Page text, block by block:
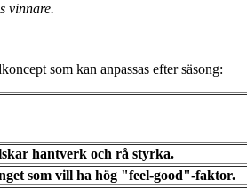
vinnare.
som kan anpassas efter säsong:
hantverk och rå styrka.
som vill ha hög "feel-good"-faktor.